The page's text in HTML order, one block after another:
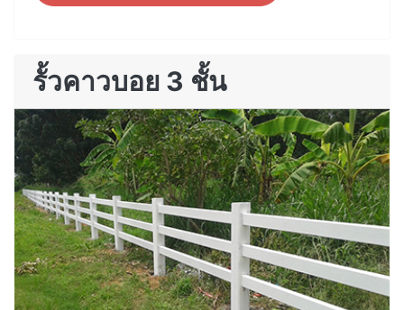
รั้วคาวบอย 3 ชั้น